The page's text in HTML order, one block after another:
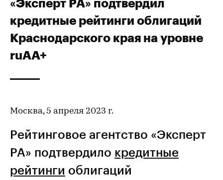
кредитные рейтинги облигаций
Краснодарского края на уровне
ruAA+
Москва, 5 апреля 2023 г.
Рейтинговое агентство «Эксперт
РА» подтвердило кредитные
рейтинги облигаций